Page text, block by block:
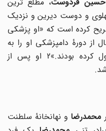
و دوست دیرین و نزدیک
کرده است که «او پزشکی
خواند، چون 2 سال از دورۀ دامپزشکی او را به
عنوان دورۀ مقدماتی پزشکی قبول کرده بودند.»2 او پس از
و نهانخانۀ سلطنت